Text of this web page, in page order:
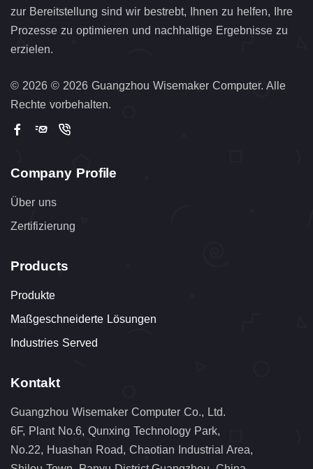
zur Bereitstellung sind wir bestrebt, Ihnen zu helfen, Ihre
Prozesse zu optimieren und nachhaltige Ergebnisse zu
erzielen.
© 2026 © 2026 Guangzhou Wisemaker Computer. Alle
Rechte vorbehalten.
Company Profile
Über uns
Zertifizierung
Products
Produkte
Maßgeschneiderte Lösungen
Industries Served
Kontakt
Guangzhou Wisemaker Computer Co., Ltd.
6F, Plant No.6, Qunxing Technology Park,
No.22, Huashan Road, Chaotian Industrial Area,